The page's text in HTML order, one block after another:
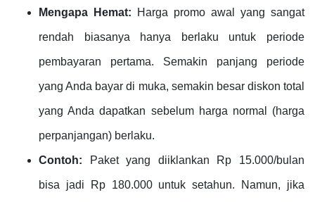
Mengapa Hemat: Harga promo awal yang sangat
rendah biasanya hanya berlaku untuk periode
pembayaran pertama. Semakin panjang periode
yang Anda bayar di muka, semakin besar diskon total
yang Anda dapatkan sebelum harga normal (harga
perpanjangan) berlaku.
Contoh: Paket yang diiklankan Rp 15.000/bulan
bisa jadi Rp 180.000 untuk setahun. Namun, jika